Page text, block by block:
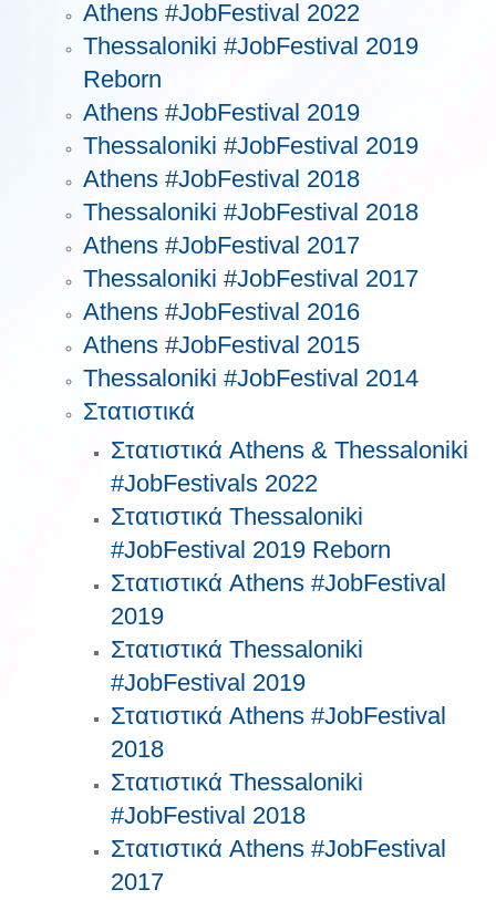
Athens #JobFestival 2022
Thessaloniki #JobFestival 2019
Reborn
Athens #JobFestival 2019
Thessaloniki #JobFestival 2019
Athens #JobFestival 2018
Thessaloniki #JobFestival 2018
Athens #JobFestival 2017
Τhessaloniki #JobFestival 2017
Athens #JobFestival 2016
Athens #JobFestival 2015
Thessaloniki #JobFestival 2014
Στατιστικά
Στατιστικά Athens & Thessaloniki
#JobFestivals 2022
Στατιστικά Thessaloniki
#JobFestival 2019 Reborn
Στατιστικά Athens #JobFestival
2019
Στατιστικά Thessaloniki
#JobFestival 2019
Στατιστικά Athens #JobFestival
2018
Στατιστικά Thessaloniki
#JobFestival 2018
Στατιστικά Athens #JobFestival
2017